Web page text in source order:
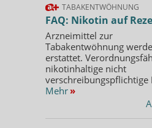
TABAKENTWÖHNUNG
FAQ: Nikotin auf
Arzneimittel zur
Tabakentwöhnung
erstattet.
nikotinhaltige nicht
verschreibungspflichtige
Mehr »